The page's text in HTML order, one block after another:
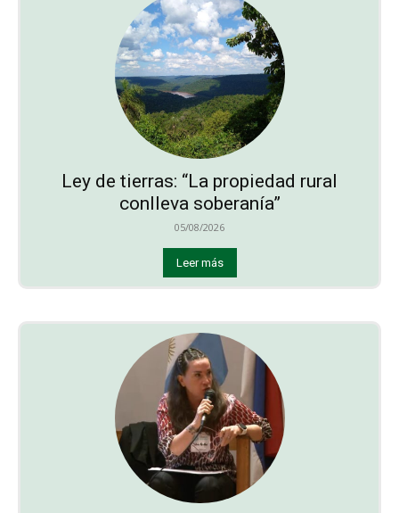
Ley de tierras: “La propiedad rural
conlleva soberanía”
05/08/2026
Leer más